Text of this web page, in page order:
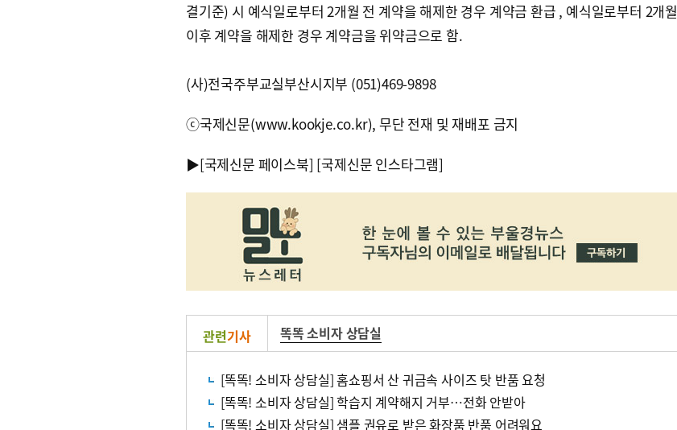
결기준) 시 예식일로부터 2개월 전 계약을 해제한 경우 계약금 환급 , 예식일로부터 2개월
이후 계약을 해제한 경우 계약금을 위약금으로 함.
(사)전국주부교실부산시지부 (051)469-9898
ⓒ국제신문(www.kookje.co.kr), 무단 전재 및 재배포 금지
▶[국제신문 페이스북] [국제신문 인스타그램]
관련기사 똑똑 소비자 상담실
[똑똑! 소비자 상담실] 홈쇼핑서 산 귀금속 사이즈 탓 반품 요청
[똑똑! 소비자 상담실] 학습지 계약해지 거부…전화 안받아
[똑똑! 소비자 상담실] 샘플 권유로 받은 화장품 반품 어려워요